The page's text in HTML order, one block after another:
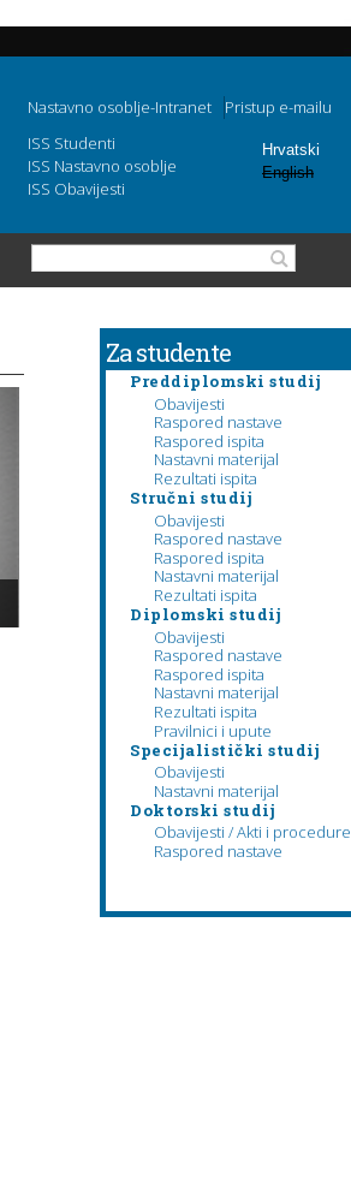
Hrvatski
English
Nastavno osoblje-Intranet
Pristup e-mailu
ISS Studenti
ISS Nastavno osoblje
ISS Obavijesti
Obrazac pretraživanja
Za studente
Preddiplomski studij
Obavijesti
Raspored nastave
Raspored ispita
Nastavni materijal
Rezultati ispita
Stručni studij
Obavijesti
Raspored nastave
Raspored ispita
Nastavni materijal
Rezultati ispita
Diplomski studij
Obavijesti
Raspored nastave
Raspored ispita
Nastavni materijal
Rezultati ispita
Pravilnici i upute
Specijalistički studij
Obavijesti
Nastavni materijal
Doktorski studij
Obavijesti / Akti i procedure
Raspored nastave